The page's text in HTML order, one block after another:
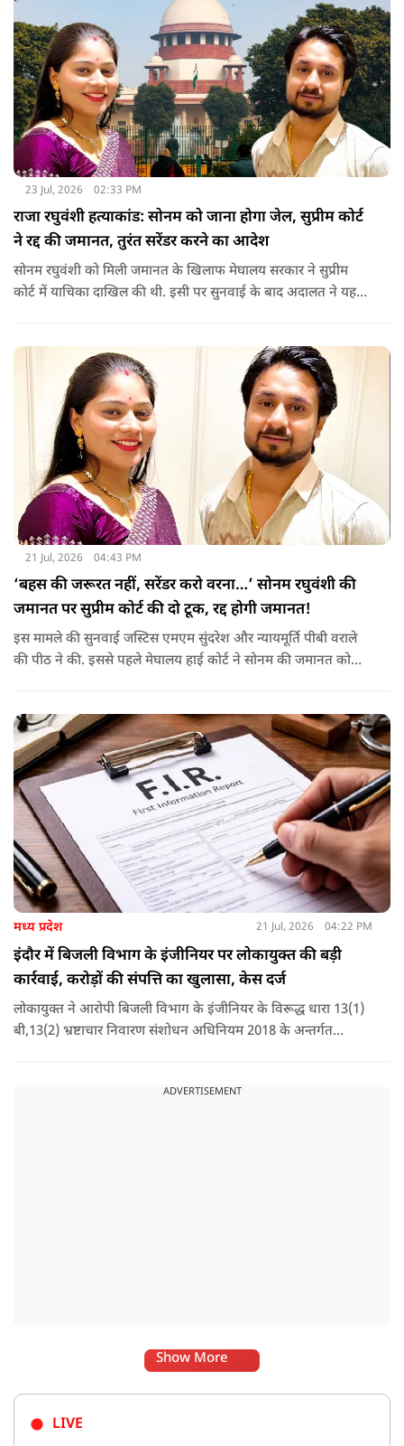
23 Jul, 2026 02:33 PM
राजा रघुवंशी हत्याकांड: सोनम को जाना होगा जेल, सुप्रीम कोर्ट
ने रद्द की जमानत, तुरंत सरेंडर करने का आदेश
सोनम रघुवंशी को मिली जमानत के खिलाफ मेघालय सरकार ने सुप्रीम
कोर्ट में याचिका दाखिल की थी. इसी पर सुनवाई के बाद अदालत ने यह
21 Jul, 2026 04:43 PM
‘बहस की जरूरत नहीं, सरेंडर करो वरना…’ सोनम रघुवंशी की
जमानत पर सुप्रीम कोर्ट की दो टूक, रद्द होगी जमानत!
इस मामले की सुनवाई जस्टिस एमएम सुंदरेश और न्यायमूर्ति पीबी वराले
की पीठ ने की. इससे पहले मेघालय हाई कोर्ट ने सोनम की जमानत को
मध्य प्रदेश 21 Jul, 2026 04:22 PM
इंदौर में बिजली विभाग के इंजीनियर पर लोकायुक्त की बड़ी
कार्रवाई, करोड़ों की संपत्ति का खुलासा, केस दर्ज
लोकायुक्त ने आरोपी बिजली विभाग के इंजीनियर के विरूद्ध धारा 13(1)
बी,13(2) भ्रष्टाचार निवारण संशोधन अधिनियम 2018 के अन्तर्गत
ADVERTISEMENT
Show More
LIVE